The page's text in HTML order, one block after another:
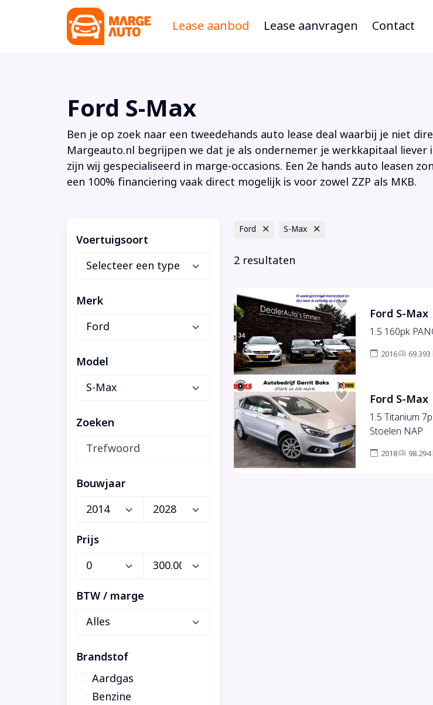
Lease aanbod Lease aanvragen Contact
Ford S-Max
Ben je op zoek naar een tweedehands auto lease deal waarbij je niet
Margeauto.nl begrijpen we dat je als ondernemer je werkkapitaal
zijn wij gespecialiseerd in marge-occasions. Een 2e hands auto leasen
een 100% financiering vaak direct mogelijk is voor zowel ZZP als MKB.
Voertuigsoort
Merk
Model
Zoeken
Bouwjaar
Prijs
BTW / marge
Brandstof
Aardgas
Benzine
Ford S-Max
2 resultaten
Ford S-Max
1.5 160pk
2016 69.393
Ford S-Max
1.5 Titanium
Stoelen NAP
2018 98.294